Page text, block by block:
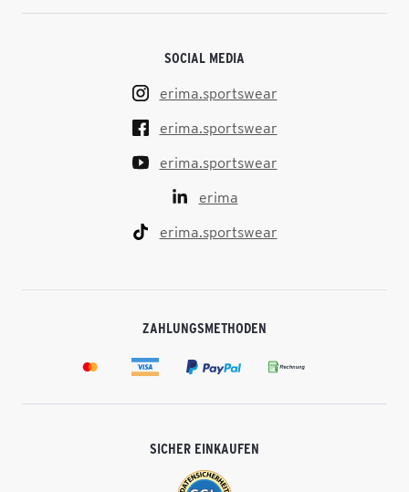
SOCIAL MEDIA
erima.sportswear
erima.sportswear
erima.sportswear
erima
erima.sportswear
ZAHLUNGSMETHODEN
SICHER EINKAUFEN